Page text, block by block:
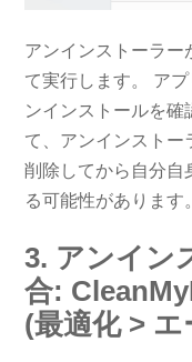
アンインストーラー
て実行します。 ア
ンインストールを確
て、アンインストー
削除してから自分自
る可能性があります。
3. アンイン
合:
(最適化 > エ